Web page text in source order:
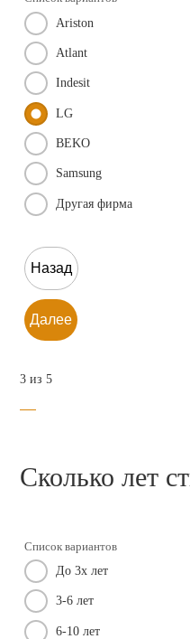
Ariston
Atlant
Indesit
LG
BEKO
Samsung
Другая фирма
Назад
Далее
3 из 5
Сколько лет
Список вариантов
До 3х лет
3-6 лет
6-10 лет